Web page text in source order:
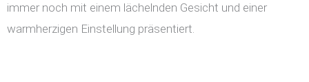
immer noch mit einem lächelnden Gesicht und einer
warmherzigen Einstellung präsentiert.